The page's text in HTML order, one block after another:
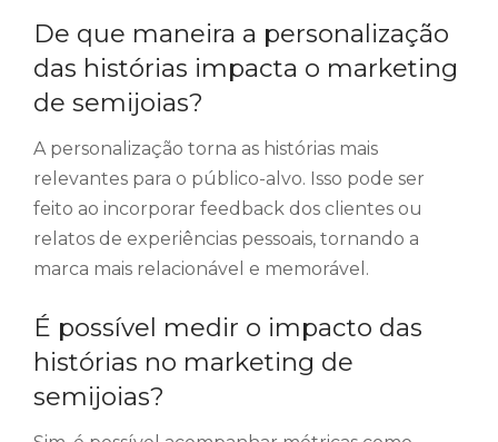
De que maneira a personalização
das histórias impacta o marketing
de semijoias?
A personalização torna as histórias mais
relevantes para o público-alvo. Isso pode ser
feito ao incorporar feedback dos clientes ou
relatos de experiências pessoais, tornando a
marca mais relacionável e memorável.
É possível medir o impacto das
histórias no marketing de
semijoias?